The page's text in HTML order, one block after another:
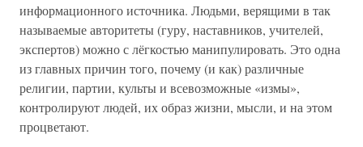
информационного источника. Людьми, верящими в так
называемые авторитеты (гуру, наставников, учителей,
экспертов) можно с лёгкостью манипулировать. Это одна
из главных причин того, почему (и как) различные
религии, партии, культы и всевозможные «измы»,
контролируют людей, их образ жизни, мысли, и на этом
процветают.